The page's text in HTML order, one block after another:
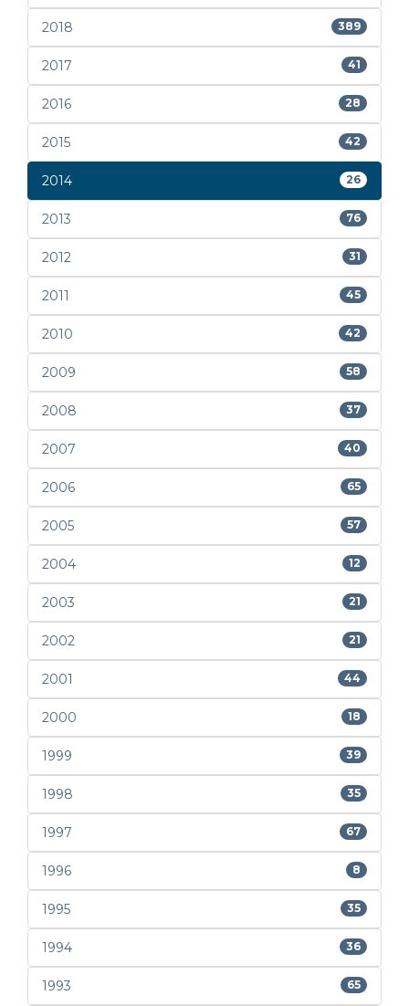
2018 389
2017 41
2016 28
2015 42
2014 26
2013 76
2012 31
2011 45
2010 42
2009 58
2008 37
2007 40
2006 65
2005 57
2004 12
2003 21
2002 21
2001 44
2000 18
1999 39
1998 35
1997 67
1996 8
1995 35
1994 36
1993 65